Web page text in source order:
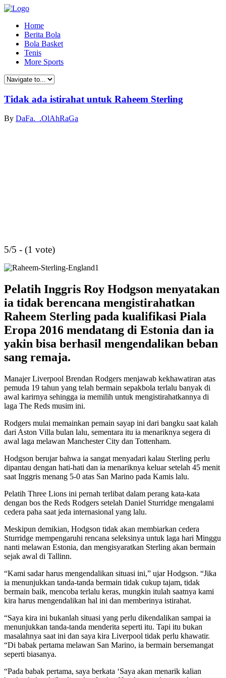
Home
Berita Bola
Bola Basket
Tenis
More Sports
Tidak ada istirahat untuk Raheem Sterling
By DaFa._.OlAhRaGa
5/5 - (1 vote)
Pelatih Inggris Roy Hodgson menyatakan
ia tidak berencana mengistirahatkan
Raheem Sterling pada kualifikasi Piala
Eropa 2016 mendatang di Estonia dan ia
yakin bisa berhasil mengendalikan beban
sang remaja.
Manajer Liverpool Brendan Rodgers menjawab kekhawatiran atas
pemuda 19 tahun yang telah bermain sepakbola terlalu banyak di
awal karirnya sehingga ia memilih untuk mengistirahatkannya di
laga The Reds musim ini.
Rodgers mulai memainkan pemain sayap ini dari bangku saat kalah
dari Aston Villa bulan lalu, sementara itu ia menariknya segera di
awal laga melawan Manchester City dan Tottenham.
Hodgson berujar bahwa ia sangat menyadari kalau Sterling perlu
dipantau dengan hati-hati dan ia menariknya keluar setelah 45 menit
saat Inggris menang 5-0 atas San Marino pada Kamis lalu.
Pelatih Three Lions ini pernah terlibat dalam perang kata-kata
dengan bos the Reds Rodgers setelah Daniel Sturridge mengalami
cedera paha saat jeda internasional yang lalu.
Meskipun demikian, Hodgson tidak akan membiarkan cedera
Sturridge mempengaruhi rencana seleksinya untuk laga hari Minggu
nanti melawan Estonia, dan mengisyaratkan Sterling akan bermain
sejak awal di Tallinn.
“Kami sadar harus mengendalikan situasi ini,” ujar Hodgson. “Jika
ia menunjukkan tanda-tanda bermain tidak cukup tajam, tidak
bermain baik, mencoba terlalu keras, mungkin itulah saatnya kami
kira harus mengendalikan hal ini dan memberinya istirahat.
“Saya kira ini bukanlah situasi yang perlu dikendalikan sampai ia
menunjukkan tanda-tanda menderita seperti itu. Tapi itu bukan
masalahnya saat ini dan saya kira Liverpool tidak perlu khawatir.
“Di babak pertama melawan San Marino, ia bermain bersemangat
seperti biasanya.
“Pada babak pertama, saya berkata ‘Saya akan menarik kalian